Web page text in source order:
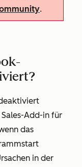
.
Add-in für
das
in der